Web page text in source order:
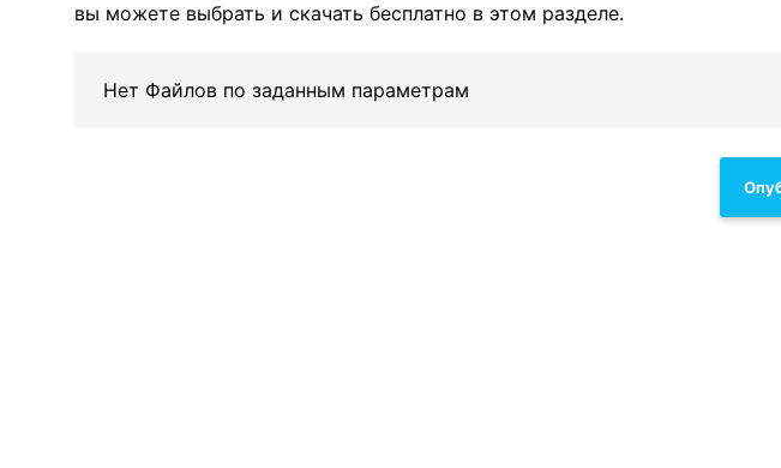
вы можете выбрать и скачать бесплатно в этом разделе.
Нет Файлов по заданным параметрам